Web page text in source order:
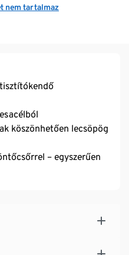
nem tartalmaz
köszönhetően lecsöpög
– egyszerűen